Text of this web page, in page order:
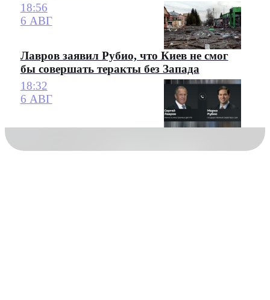
18:56
6 АВГ
Лавров заявил Рубио, что Киев не смог
бы совершать теракты без Запада
18:32
6 АВГ